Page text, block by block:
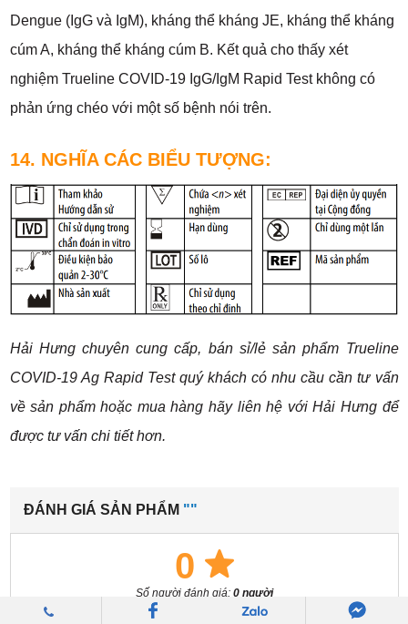
Dengue (IgG và IgM), kháng thể kháng JE, kháng thể kháng
cúm A, kháng thể kháng cúm B. Kết quả cho thấy xét
nghiệm Trueline COVID-19 IgG/IgM Rapid Test không có
phản ứng chéo với một số bệnh nói trên.
14. NGHĨA CÁC BIỂU TƯỢNG:
Hải Hưng chuyên cung cấp, bán sỉ/lẻ sản phẩm Trueline
COVID-19 Ag Rapid Test quý khách có nhu cầu cần tư vấn
về sản phẩm hoặc mua hàng hãy liên hệ với Hải Hưng để
được tư vấn chi tiết hơn.
ĐÁNH GIÁ SẢN PHẨM ""
0
Số người đánh giá: 0 người